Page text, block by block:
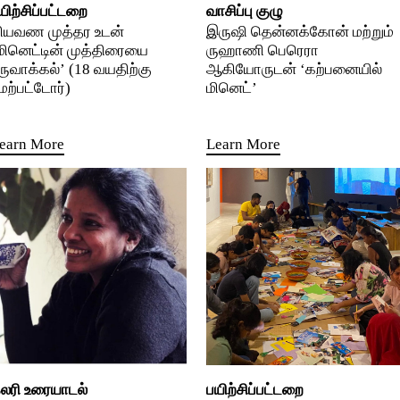
முத்தர உடன்
முத்திரையை
(18 வயதிற்கு
More
வாசிப்பு குழு
இருஷி தென்னக்கோன் மற்றும்
ருஹாணி பெரெரா
ஆகியோருடன் ‘கற்பனையில்
மினெட்’
Learn More
உரையாடல்
பயிற்சிப்பட்டறை